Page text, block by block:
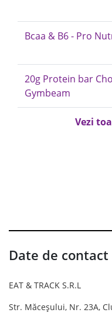
Bcaa & B6 - Pro
20g Protein bar
Gymbeam
Vezi
Date de contact
EAT & TRACK S.R.L
Str. Măceșului, Nr. 23A,